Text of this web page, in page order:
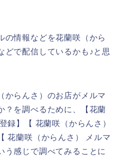
の情報などを花蘭咲（から
どで配信しているかも♪と思
からんさ）のお店がメルマ
？を調べるために、【花蘭
録】【 花蘭咲（からんさ）
花蘭咲（からんさ） メルマ
う感じで調べてみることに